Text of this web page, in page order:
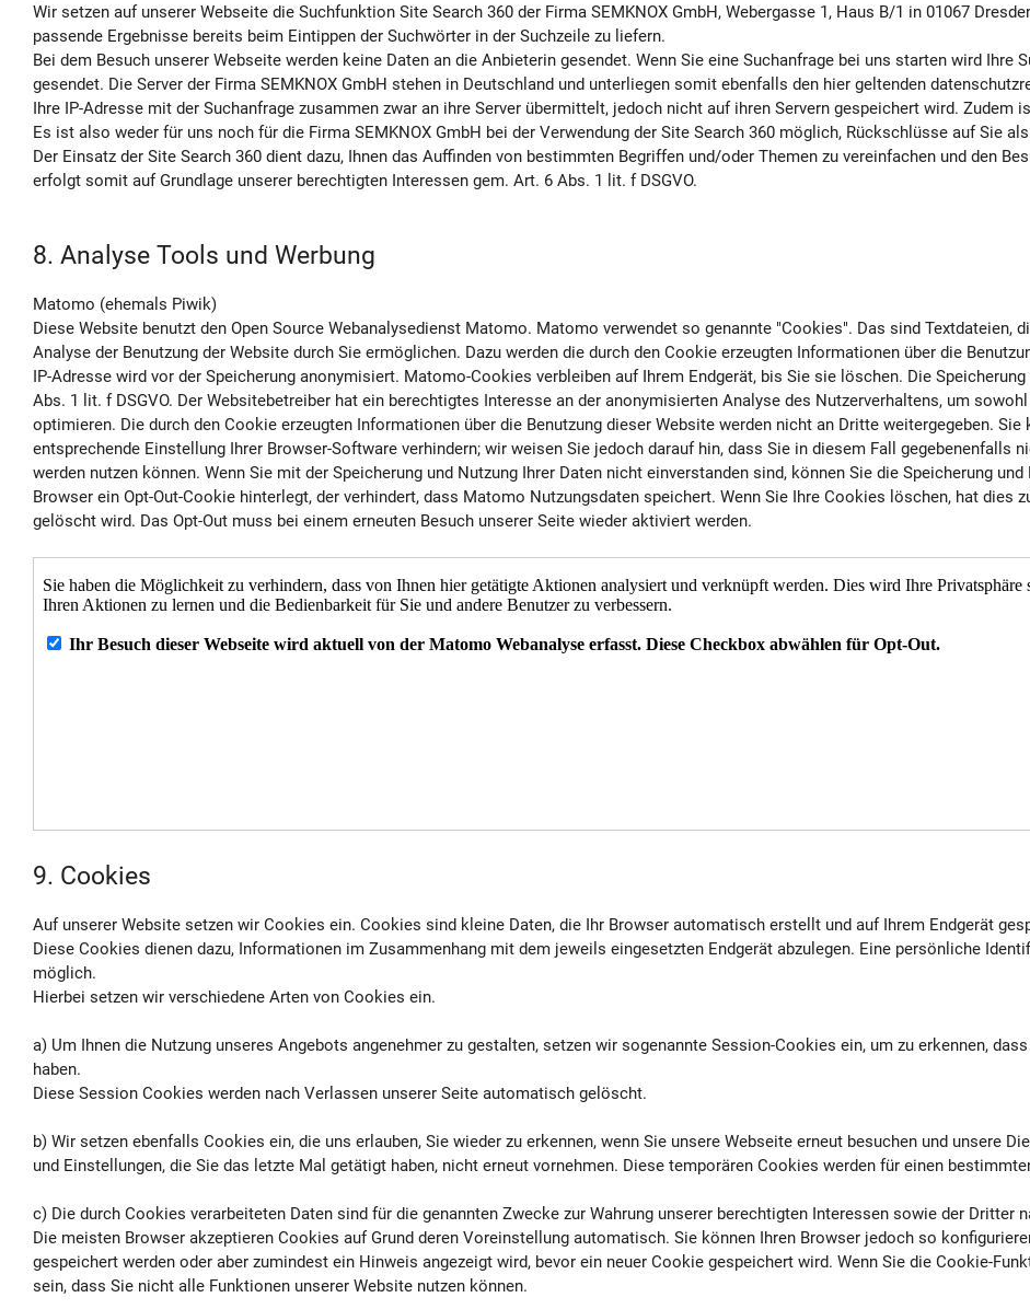
Wir setzen auf unserer Webseite die Suchfunktion Site Search 360 der Firma SEMKNOX GmbH, Webergasse 1, Haus B/1 in 01067
passende Ergebnisse bereits beim Eintippen der Suchwörter in der Suchzeile zu liefern.
Bei dem Besuch unserer Webseite werden keine Daten an die Anbieterin gesendet. Wenn Sie eine Suchanfrage bei uns starten wird Ihre
gesendet. Die Server der Firma SEMKNOX GmbH stehen in Deutschland und unterliegen somit ebenfalls den hier geltenden
Ihre IP-Adresse mit der Suchanfrage zusammen zwar an ihre Server übermittelt, jedoch nicht auf ihren Servern gespeichert wird. Zudem
Es ist also weder für uns noch für die Firma SEMKNOX GmbH bei der Verwendung der Site Search 360 möglich, Rückschlüsse auf Sie
Der Einsatz der Site Search 360 dient dazu, Ihnen das Auffinden von bestimmten Begriffen und/oder Themen zu vereinfachen und den
erfolgt somit auf Grundlage unserer berechtigten Interessen gem. Art. 6 Abs. 1 lit. f DSGVO.
8. Analyse Tools und Werbung
Matomo (ehemals Piwik)
Diese Website benutzt den Open Source Webanalysedienst Matomo. Matomo verwendet so genannte "Cookies". Das sind Textdateien,
Analyse der Benutzung der Website durch Sie ermöglichen. Dazu werden die durch den Cookie erzeugten Informationen über die
IP-Adresse wird vor der Speicherung anonymisiert. Matomo-Cookies verbleiben auf Ihrem Endgerät, bis Sie sie löschen. Die
Abs. 1 lit. f DSGVO. Der Websitebetreiber hat ein berechtigtes Interesse an der anonymisierten Analyse des Nutzerverhaltens, um
optimieren. Die durch den Cookie erzeugten Informationen über die Benutzung dieser Website werden nicht an Dritte weitergegeben.
entsprechende Einstellung Ihrer Browser-Software verhindern; wir weisen Sie jedoch darauf hin, dass Sie in diesem Fall
werden nutzen können. Wenn Sie mit der Speicherung und Nutzung Ihrer Daten nicht einverstanden sind, können Sie die Speicherung
Browser ein Opt-Out-Cookie hinterlegt, der verhindert, dass Matomo Nutzungsdaten speichert. Wenn Sie Ihre Cookies löschen, hat dies
gelöscht wird. Das Opt-Out muss bei einem erneuten Besuch unserer Seite wieder aktiviert werden.
9. Cookies
Auf unserer Website setzen wir Cookies ein. Cookies sind kleine Daten, die Ihr Browser automatisch erstellt und auf Ihrem Endgerät
Diese Cookies dienen dazu, Informationen im Zusammenhang mit dem jeweils eingesetzten Endgerät abzulegen. Eine persönliche
möglich.
Hierbei setzen wir verschiedene Arten von Cookies ein.
a) Um Ihnen die Nutzung unseres Angebots angenehmer zu gestalten, setzen wir sogenannte Session-Cookies ein, um zu erkennen,
haben.
Diese Session Cookies werden nach Verlassen unserer Seite automatisch gelöscht.
b) Wir setzen ebenfalls Cookies ein, die uns erlauben, Sie wieder zu erkennen, wenn Sie unsere Webseite erneut besuchen und unsere
und Einstellungen, die Sie das letzte Mal getätigt haben, nicht erneut vornehmen. Diese temporären Cookies werden für einen
c) Die durch Cookies verarbeiteten Daten sind für die genannten Zwecke zur Wahrung unserer berechtigten Interessen sowie der Dritter
Die meisten Browser akzeptieren Cookies auf Grund deren Voreinstellung automatisch. Sie können Ihren Browser jedoch so
gespeichert werden oder aber zumindest ein Hinweis angezeigt wird, bevor ein neuer Cookie gespeichert wird. Wenn Sie die Cookie-
sein, dass Sie nicht alle Funktionen unserer Website nutzen können.